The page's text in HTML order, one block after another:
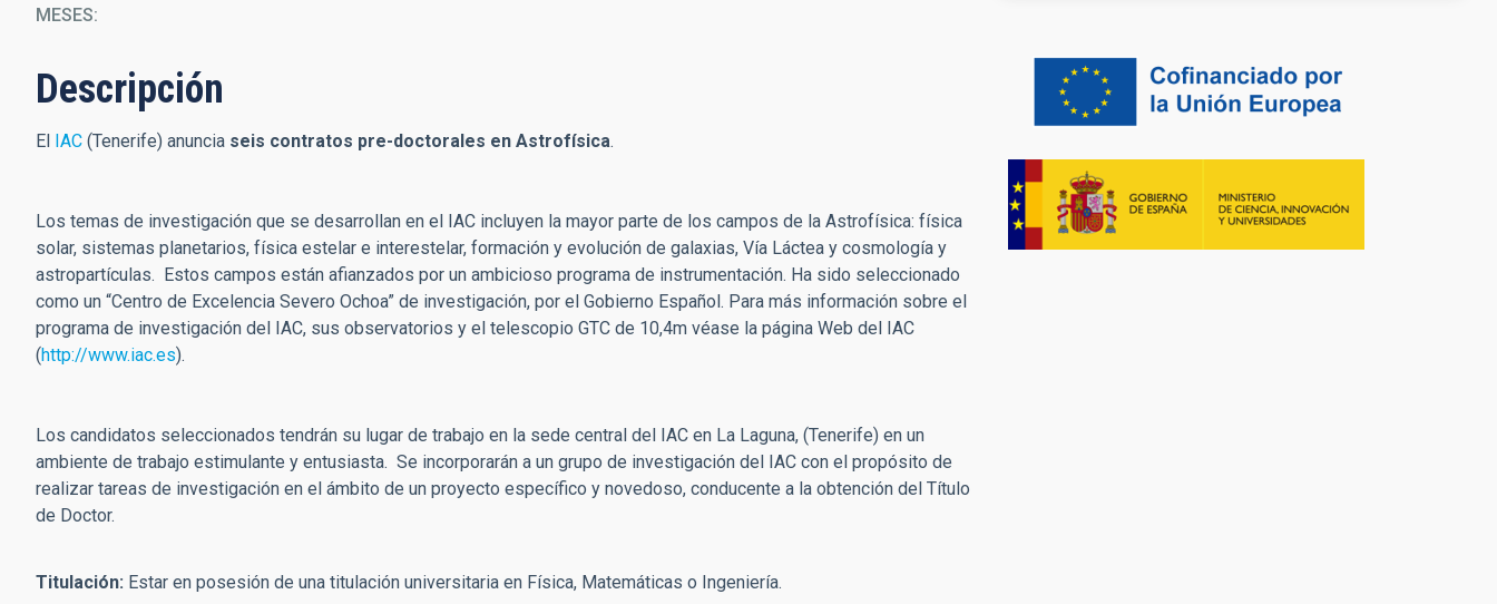
MESES
Descripción
El IAC (Tenerife) anuncia seis contratos pre-doctorales en Astrofísica.
Los temas de investigación que se desarrollan en el IAC incluyen la mayor parte de los campos de la Astrofísica: física
solar, sistemas planetarios, física estelar e interestelar, formación y evolución de galaxias, Vía Láctea y cosmología y
astropartículas. Estos campos están afianzados por un ambicioso programa de instrumentación. Ha sido seleccionado
como un “Centro de Excelencia Severo Ochoa” de investigación, por el Gobierno Español. Para más información sobre el
programa de investigación del IAC, sus observatorios y el telescopio GTC de 10,4m véase la página Web del IAC
(http://www.iac.es).
Los candidatos seleccionados tendrán su lugar de trabajo en la sede central del IAC en La Laguna, (Tenerife) en un
ambiente de trabajo estimulante y entusiasta. Se incorporarán a un grupo de investigación del IAC con el propósito de
realizar tareas de investigación en el ámbito de un proyecto específico y novedoso, conducente a la obtención del Título
de Doctor.
Titulación: Estar en posesión de una titulación universitaria en Física, Matemáticas o Ingeniería.